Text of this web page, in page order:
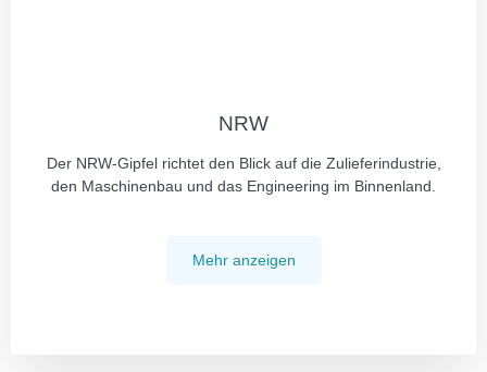
NRW
Der NRW-Gipfel richtet den Blick auf die Zulieferindustrie,
den Maschinenbau und das Engineering im Binnenland.
Mehr anzeigen